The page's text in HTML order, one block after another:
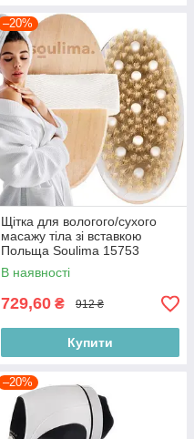
–20%
Щітка для вологого/сухого
масажу тіла зі вставкою
Польща Soulima 15753
В наявності
729,60 ₴ 912 ₴
Купити
–20%